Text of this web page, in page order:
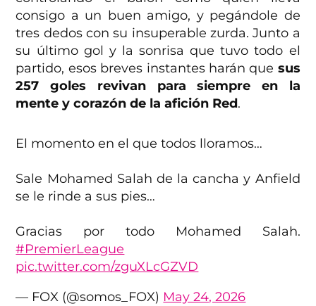
consigo a un buen amigo, y pegándole de
tres dedos con su insuperable zurda. Junto a
su último gol y la sonrisa que tuvo todo el
partido, esos breves instantes harán que sus
257 goles revivan para siempre en la
mente y corazón de la afición Red.
El momento en el que todos lloramos…
Sale Mohamed Salah de la cancha y Anfield
se le rinde a sus pies…
Gracias por todo Mohamed Salah.
#PremierLeague
pic.twitter.com/zguXLcGZVD
— FOX (@somos_FOX) May 24, 2026